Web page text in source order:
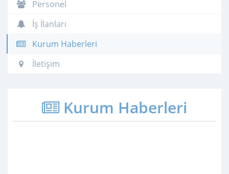
Personel
İş İlanları
Kurum Haberleri
İletişim
Kurum Haberleri